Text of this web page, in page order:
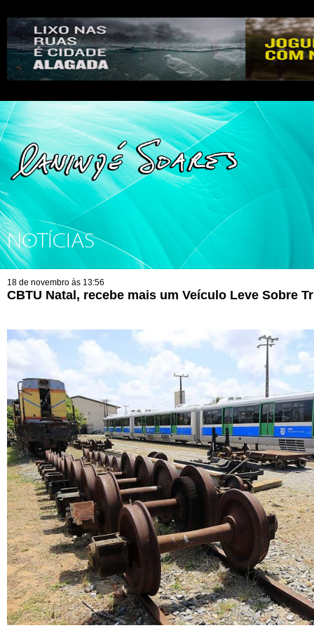
NOTÍCIAS
18 de novembro às 13:56
CBTU Natal, recebe mais um Veículo Leve Sobre